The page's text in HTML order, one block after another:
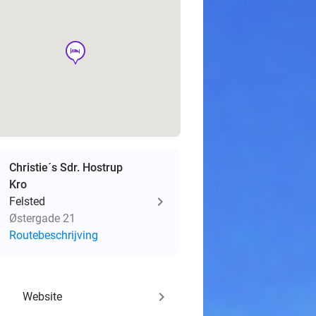
hotel
Christie´s Sdr. Hostrup
Kro
Felsted
Østergade 21
Routebeschrijving
Website keyboard_arrow_right